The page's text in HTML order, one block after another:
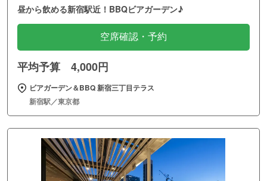
昼から飲める新宿駅近！BBQビアガーデン♪
空席確認・予約
平均予算 4,000円
ビアガーデン＆BBQ 新宿三丁目テラス
新宿駅／東京都